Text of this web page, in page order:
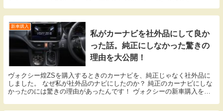
新車購入
私がカーナビを社外品にして良か
った話。純正にしなかった驚きの
理由を大公開！
ヴォクシー煌ZSを購入するときのカーナビを、純正じゃなく社外品に
しました。 なぜ私が社外品のナビにしたのか？ 純正のカーナビにしな
かったのには驚きの理由があったんです！ ヴォクシーの新車購入を考